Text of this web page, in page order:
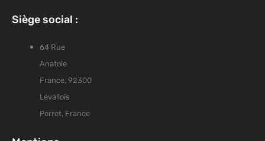
Siège social :
64 Rue
Anatole
France, 92300
Levallois
Perret, France